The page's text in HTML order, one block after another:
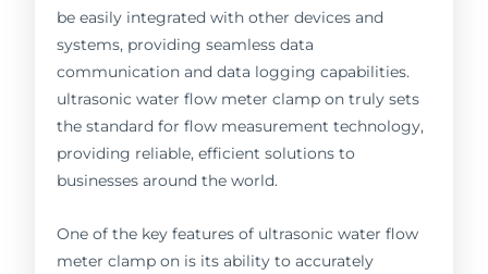
be easily integrated with other devices and
systems, providing seamless data
communication and data logging capabilities.
ultrasonic water flow meter clamp on truly sets
the standard for flow measurement technology,
providing reliable, efficient solutions to
businesses around the world.
One of the key features of ultrasonic water flow
meter clamp on is its ability to accurately